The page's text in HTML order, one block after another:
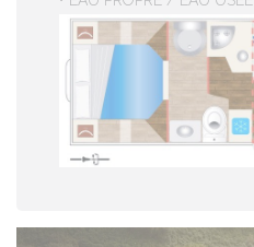
SCHÉMA
SECTION